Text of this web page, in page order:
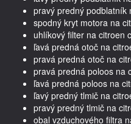
pravý predný podblatník
spodný kryt motora na
uhlíkový filter na citroen
ľavá predná otoč na
pravá predná otoč na
pravá predná poloos na
ľavá predná poloos na
ľavý predný tlmič na
pravý predný tlmič na
obal vzduchového filtra